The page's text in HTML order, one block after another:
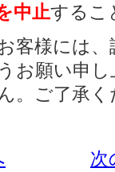
中止するこ
客様には
お願い申
。ご了承く
次